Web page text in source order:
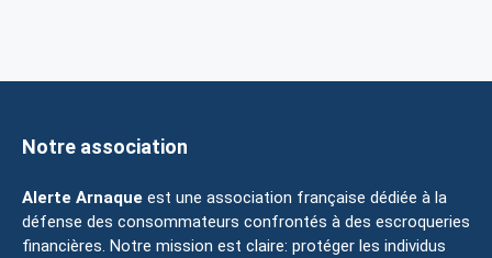
Notre association
Alerte Arnaque est une association française dédiée à la
défense des consommateurs confrontés à des escroqueries
financières. Notre mission est claire: protéger les individus